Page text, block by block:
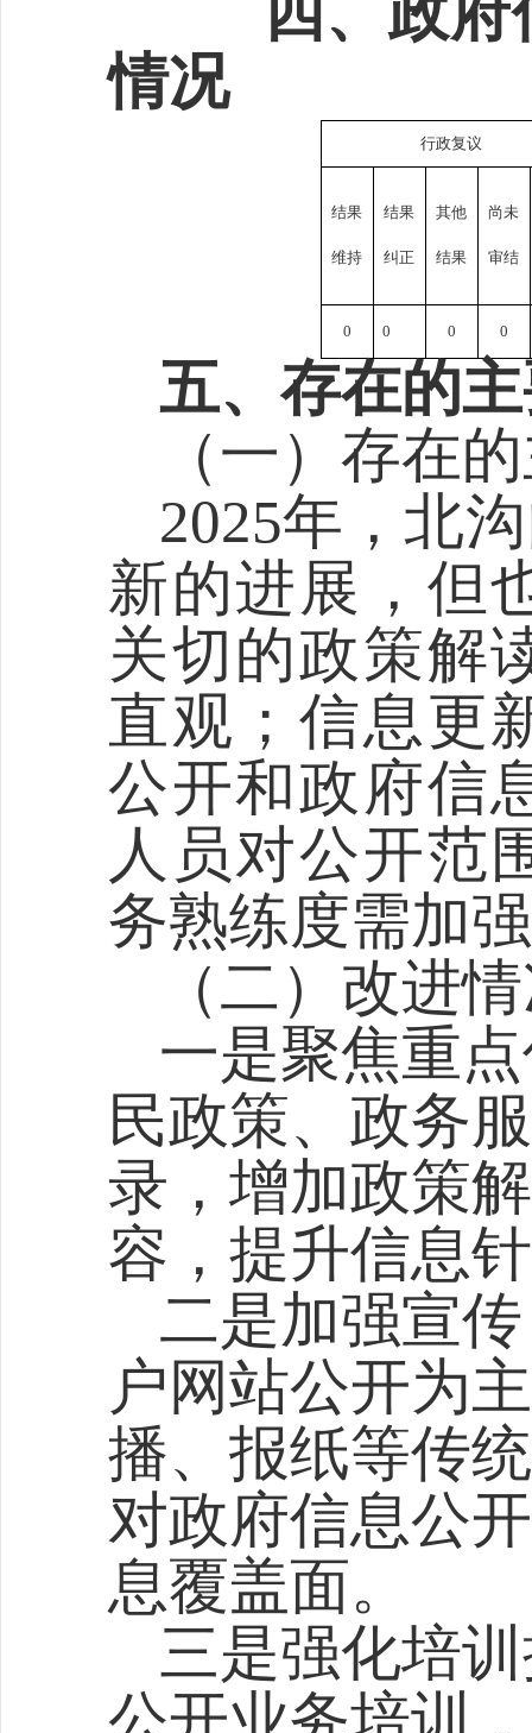
四、政府
情况
行政复议
结果
维持
结果
纠正
其他
结果
尚未
审结
0 0 0 0
五、存在的
（一）存在
2025年，北
新的进展，但
关切的政策解
直观；信息更
公开和政府信
人员对公开范
务熟练度需加
（二）改进
一是聚焦重
民政策、政务
录，增加政策
容，提升信息
二是加强宣
户网站公开为
播、报纸等传
对政府信息公
息覆盖面。
三是强化培
公开业务培训